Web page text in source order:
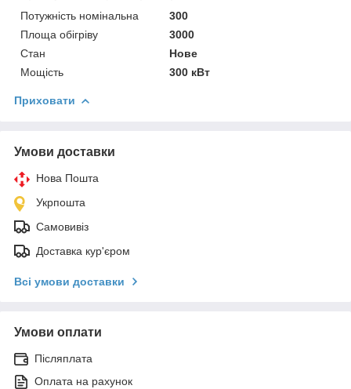
Потужність номінальна
300
Площа обігріву
3000
Стан
Нове
Мощість
300 кВт
Приховати
Умови доставки
Нова Пошта
Укрпошта
Самовивіз
Доставка кур'єром
Всі умови доставки
Умови оплати
Післяплата
Оплата на рахунок